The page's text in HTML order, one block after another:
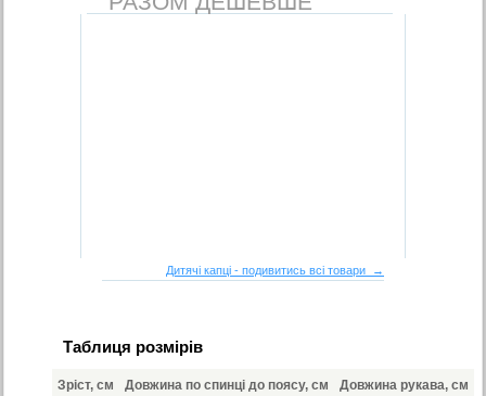
Дитячі капці - подивитись всі товари →
Таблиця розмірів
Зріст, см Довжина по спинці до поясу, см Довжина рукава, см